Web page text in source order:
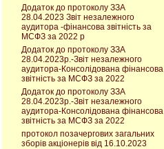
Додаток до протоколу ЗЗА
28.04.2023 Звіт незалежного
аудитора -фінансова звітність за
МСФЗ за 2022 р
Додаток до протоколу ЗЗА
28.04.2023р.-Звіт незалежного
аудитора-Консолідована фінансова
звітність за МСФЗ за 2022
Додаток до протоколу ЗЗА
28.04.2023р.-Звіт незалежного
аудитора-Консолідована фінансова
звітність за МСФЗ за 2022
протокол позачергових загальних
зборів акціонерів від 16.10.2023